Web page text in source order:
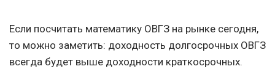
Если посчитать математику ОВГЗ на рынке сегодня,
то можно заметить: доходность долгосрочных ОВГЗ
всегда будет выше доходности краткосрочных.